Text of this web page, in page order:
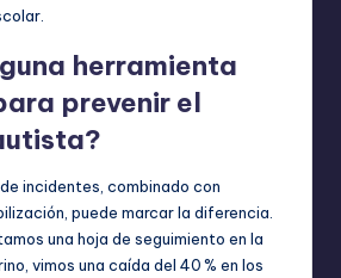
herramienta
prevenir el
incidentes, combinado con
puede marcar la diferencia.
una hoja de seguimiento en la
vimos una caída del 40 % en los